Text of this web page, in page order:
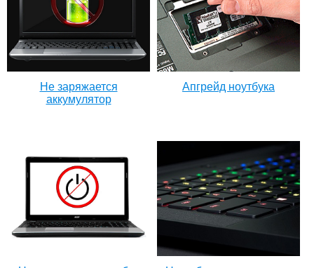
Не заряжается
аккумулятор
Апгрейд ноутбука